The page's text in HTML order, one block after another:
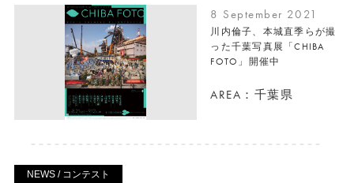
8 September 2021
川内倫子、本城直季らが撮
った千葉写真展「CHIBA
FOTO」開催中
AREA：千葉県
NEWS / コンテスト